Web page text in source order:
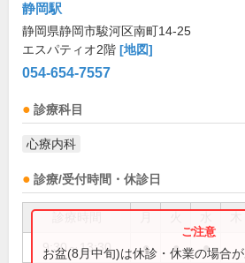
静岡駅
静岡県静岡市駿河区南町14-25
エスパティオ2階 [地図]
054-654-7557
診療科目
心療内科
診療/受付時間・休診日
9:30～13:30 ● ● ●
お盆(8月中旬)は休診・休業の場合